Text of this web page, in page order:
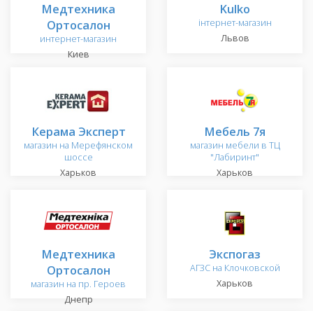
Медтехника
Ортосалон
интернет-магазин
Киев
Kulko
інтернет-магазин
Львов
Керама Эксперт
магазин на Мерефянском
шоссе
Харьков
Мебель 7я
магазин мебели в ТЦ
"Лабиринт"
Харьков
Медтехника
Ортосалон
магазин на пр. Героев
Днепр
Экспогаз
АГЗС на Клочковской
Харьков